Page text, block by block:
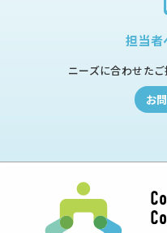
担当者
ニーズに合わせた
お